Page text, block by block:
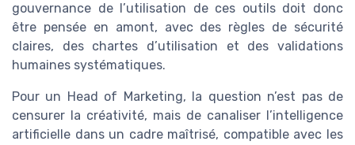
gouvernance de l’utilisation de ces outils doit donc
être pensée en amont, avec des règles de sécurité
claires, des chartes d’utilisation et des validations
humaines systématiques.
Pour un Head of Marketing, la question n’est pas de
censurer la créativité, mais de canaliser l’intelligence
artificielle dans un cadre maîtrisé, compatible avec les